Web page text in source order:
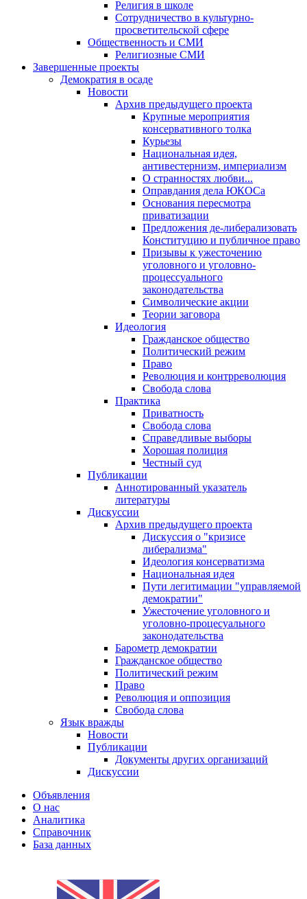
Религия в школе
Сотрудничество в культурно-
просветительской сфере
Общественность и СМИ
Религиозные СМИ
Завершенные проекты
Демократия в осаде
Новости
Архив предыдущего проекта
Крупные мероприятия
консервативного толка
Курьезы
Национальная идея,
антивестернизм, империализм
О странностях любви...
Оправдания дела ЮКОСа
Основания пересмотра
приватизации
Предложения де-либерализовать
Конституцию и публичное право
Призывы к ужесточению
уголовного и уголовно-
процессуального
законодательства
Символические акции
Теории заговора
Идеология
Гражданское общество
Политический режим
Право
Революция и контрреволюция
Свобода слова
Практика
Приватность
Свобода слова
Справедливые выборы
Хорошая полиция
Честный суд
Публикации
Аннотированный указатель
литературы
Дискуссии
Архив предыдущего проекта
Дискуссия о "кризисе
либерализма"
Идеология консерватизма
Национальная идея
Пути легитимации "управляемой
демократии"
Ужесточение уголовного и
уголовно-процесуального
законодательства
Барометр демократии
Гражданское общество
Политический режим
Право
Революция и оппозиция
Свобода слова
Язык вражды
Новости
Публикации
Документы других организаций
Дискуссии
Объявления
О нас
Аналитика
Справочник
База данных